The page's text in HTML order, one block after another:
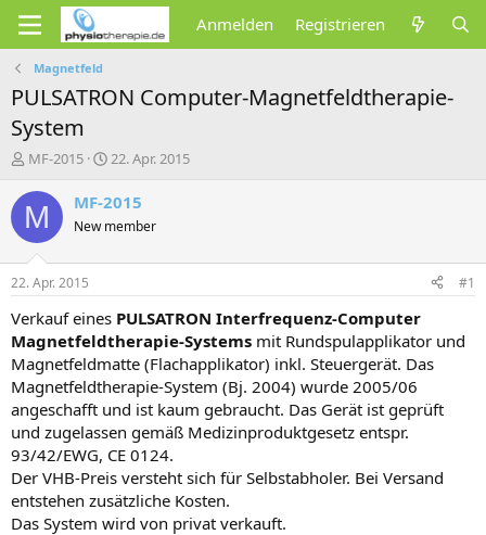
Anmelden Registrieren
Magnetfeld
PULSATRON Computer-Magnetfeldtherapie-
System
E
s
t
e
r
MF-2015
E
s
e
t
a
m
22. Apr. 2015
M MF-2015
New member
22. Apr. 2015 #1
Verkauf eines PULSATRON Interfrequenz-Computer
Magnetfeldtherapie-Systems mit Rundspulapplikator und
Magnetfeldmatte (Flachapplikator) inkl. Steuergerät. Das
Magnetfeldtherapie-System (Bj. 2004) wurde 2005/06
angeschafft und ist kaum gebraucht. Das Gerät ist geprüft
und zugelassen gemäß Medizinproduktgesetz entspr.
93/42/EWG, CE 0124.
Der VHB-Preis versteht sich für Selbstabholer. Bei Versand
entstehen zusätzliche Kosten.
Das System wird von privat verkauft.